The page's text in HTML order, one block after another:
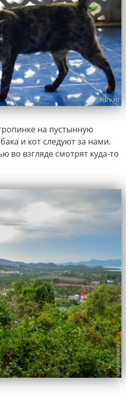
на пустынную
и кот следуют за нами.
во взгляде смотрят куда-то